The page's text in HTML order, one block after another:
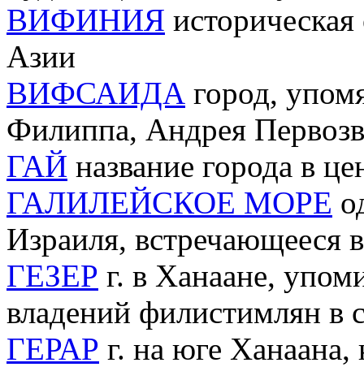
ВИФИНИЯ
Азии
ВИФСАИДА город,
Филиппа, Андрея
ГАЙ название города в
ГАЛИЛЕЙСКОЕ МОРЕ
Израиля, встречающееся
ГЕЗЕР г. в Ханаане,
владений филистимлян в
ГЕРАР г. на юге Ханаана,